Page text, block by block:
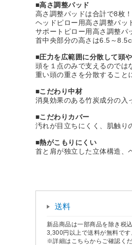
■高さ調整パッド
高さ調整パッドは合計で8枚
ヘッドピロー用高さ調整パッ
サポートピロー用高さ調整パ
首中央部分の高さは6.5～
■圧力を広範囲に分散して頭
頭を１点のみで支えるのでは
重い頭の重さを分散すること
■こだわり中材
消臭効果のある竹炭成分の入
■こだわりカバー
汚れが目立ちにくく、肌触り
■熱がこもりにくい
首と肩が独立した立体構造、
送料
新品商品は一部商品を除き税込
3,300円以上で送料が無料です
※詳細はこちらからご確認く